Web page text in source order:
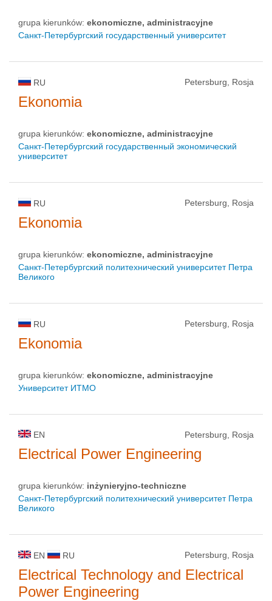
grupa kierunków: ekonomiczne, administracyjne
Санкт-Петербургский государственный университет
RU Petersburg, Rosja
Ekonomia
grupa kierunków: ekonomiczne, administracyjne
Санкт-Петербургский государственный экономический
университет
RU Petersburg, Rosja
Ekonomia
grupa kierunków: ekonomiczne, administracyjne
Санкт-Петербургский политехнический университет Петра
Великого
RU Petersburg, Rosja
Ekonomia
grupa kierunków: ekonomiczne, administracyjne
Университет ИТМО
EN Petersburg, Rosja
Electrical Power Engineering
grupa kierunków: inżynieryjno-techniczne
Санкт-Петербургский политехнический университет Петра
Великого
EN RU Petersburg, Rosja
Electrical Technology and Electrical
Power Engineering